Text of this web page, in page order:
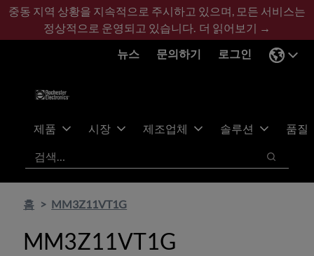
기
콘
바
글
중동 지역 상황을 지속적으로 주시하고 있으며, 모든 서비스는
정상적으로 운영되고 있습니다. 더 읽어보기 →
뉴스
문의하기 로그인
제품 시장 제조업체 솔루션
품질
검색
검색
홈 MM3Z11VT1G
MM3Z11VT1G